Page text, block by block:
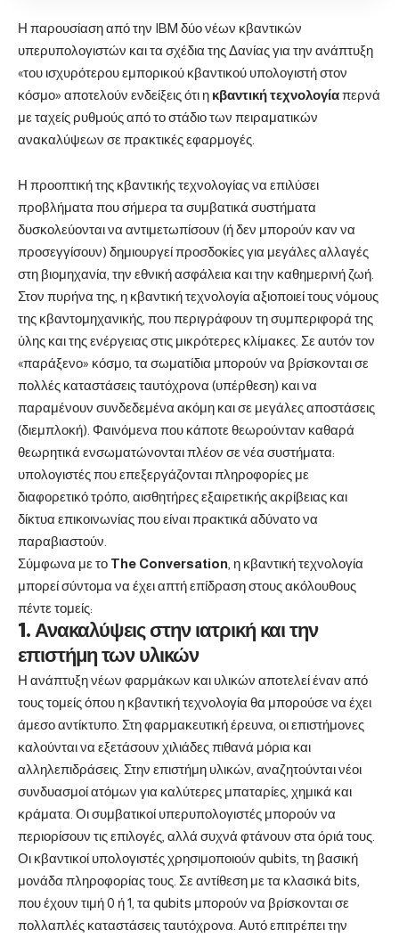
Η παρουσίαση από την IBM δύο νέων κβαντικών
υπερυπολογιστών και τα σχέδια της Δανίας για την ανάπτυξη
«του ισχυρότερου εμπορικού κβαντικού υπολογιστή στον
κόσμο» αποτελούν ενδείξεις ότι η κβαντική τεχνολογίαπερνά
με ταχείς ρυθμούς από το στάδιο των πειραματικών
ανακαλύψεων σε πρακτικές εφαρμογές.
Η προοπτική της κβαντικής τεχνολογίας να επιλύσει
προβλήματα που σήμερα τα συμβατικά συστήματα
δυσκολεύονται να αντιμετωπίσουν (ή δεν μπορούν καν να
προσεγγίσουν) δημιουργεί προσδοκίες για μεγάλες αλλαγές
στη βιομηχανία, την εθνική ασφάλεια και την καθημερινή ζωή.
Στον πυρήνα της, η κβαντική τεχνολογία αξιοποιεί τους νόμους
της κβαντομηχανικής, που περιγράφουν τη συμπεριφορά της
ύλης και της ενέργειας στις μικρότερες κλίμακες. Σε αυτόν τον
«παράξενο» κόσμο, τα σωματίδια μπορούν να βρίσκονται σε
πολλές καταστάσεις ταυτόχρονα (υπέρθεση) και να
παραμένουν συνδεδεμένα ακόμη και σε μεγάλες αποστάσεις
(διεμπλοκή). Φαινόμενα που κάποτε θεωρούνταν καθαρά
θεωρητικά ενσωματώνονται πλέον σε νέα συστήματα:
υπολογιστές που επεξεργάζονται πληροφορίες με
διαφορετικό τρόπο, αισθητήρες εξαιρετικής ακρίβειας και
δίκτυα επικοινωνίας που είναι πρακτικά αδύνατο να
παραβιαστούν.
Σύμφωνα με το The Conversation , η κβαντική τεχνολογία
μπορεί σύντομα να έχει απτή επίδραση στους ακόλουθους
πέντε τομείς:
1. Ανακαλύψεις στην ιατρική και την
επιστήμη των υλικών
Η ανάπτυξη νέων φαρμάκων και υλικών αποτελεί έναν από
τους τομείς όπου η κβαντική τεχνολογία θα μπορούσε να έχει
άμεσο αντίκτυπο. Στη φαρμακευτική έρευνα, οι επιστήμονες
καλούνται να εξετάσουν χιλιάδες πιθανά μόρια και
αλληλεπιδράσεις. Στην επιστήμη υλικών, αναζητούνται νέοι
συνδυασμοί ατόμων για καλύτερες μπαταρίες, χημικά και
κράματα. Οι συμβατικοί υπερυπολογιστές μπορούν να
περιορίσουν τις επιλογές, αλλά συχνά φτάνουν στα όριά τους.
Οι κβαντικοί υπολογιστές χρησιμοποιούν qubits, τη βασική
μονάδα πληροφορίας τους. Σε αντίθεση με τα κλασικά bits,
που έχουν τιμή 0 ή 1, τα qubits μπορούν να βρίσκονται σε
πολλαπλές καταστάσεις ταυτόχρονα. Αυτό επιτρέπει την